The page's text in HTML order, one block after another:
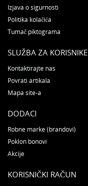
Izjava o sigurnosti
Politika kolačića
Tumač piktograma
SLUŽBA ZA KORISNIKE
Kontaktirajte nas
Povrati artikala
Mapa site-a
DODACI
Robne marke (brandovi)
Poklon bonovi
Akcije
KORISNIČKI RAČUN